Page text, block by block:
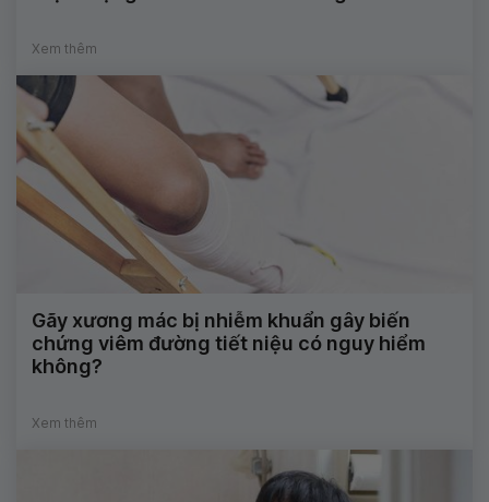
Xem thêm
Gãy xương mác bị nhiễm khuẩn gây biến
chứng viêm đường tiết niệu có nguy hiểm
không?
Xem thêm